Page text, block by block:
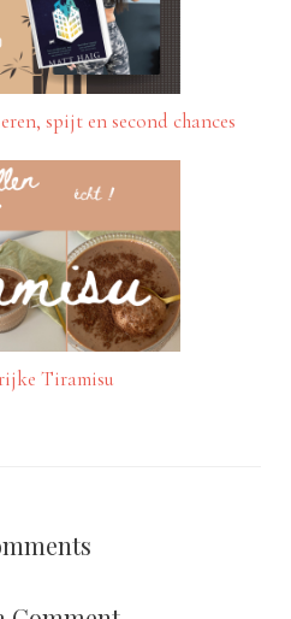
spijt en second chances
Tiramisu